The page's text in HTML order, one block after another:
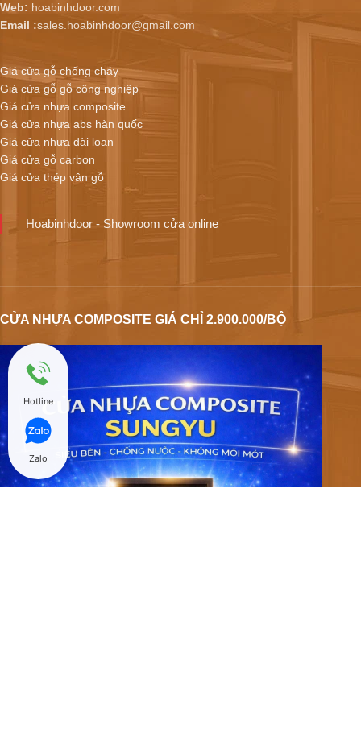
Web: hoabinhdoor.com
Email :sales.hoabinhdoor@gmail.com
Giá cửa gỗ chống cháy
Giá cửa gỗ gỗ công nghiệp
Giá cửa nhựa composite
Giá cửa nhựa abs hàn quốc
Giá cửa nhựa đài loan
Giá cửa gỗ carbon
Giá cửa thép vân gỗ
Hoabinhdoor - Showroom cửa online
CỬA NHỰA COMPOSITE GIÁ CHỈ 2.900.000/BỘ
Hotline
Zalo